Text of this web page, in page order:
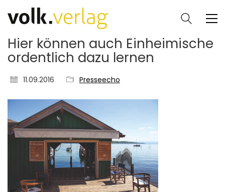
Hier können auch Einheimische
ordentlich dazu lernen
11.09.2016 Presseecho